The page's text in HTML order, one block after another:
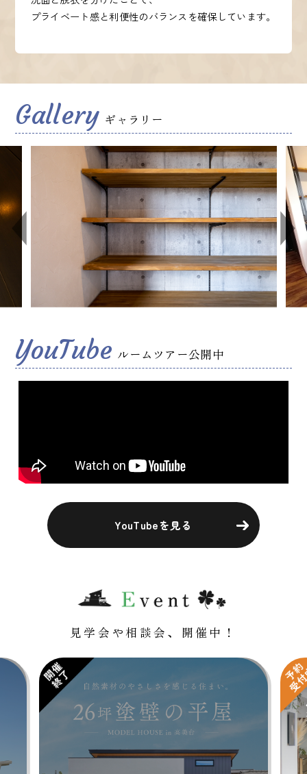
プライベート感と利便性のバランスを確保しています。
Gallery ギャラリー
YouTube ルームツアー公開中
YouTubeを見る
見学会や相談会、開催中！